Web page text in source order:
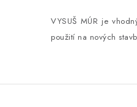
VYSUŠ MÚR je
použití na nových